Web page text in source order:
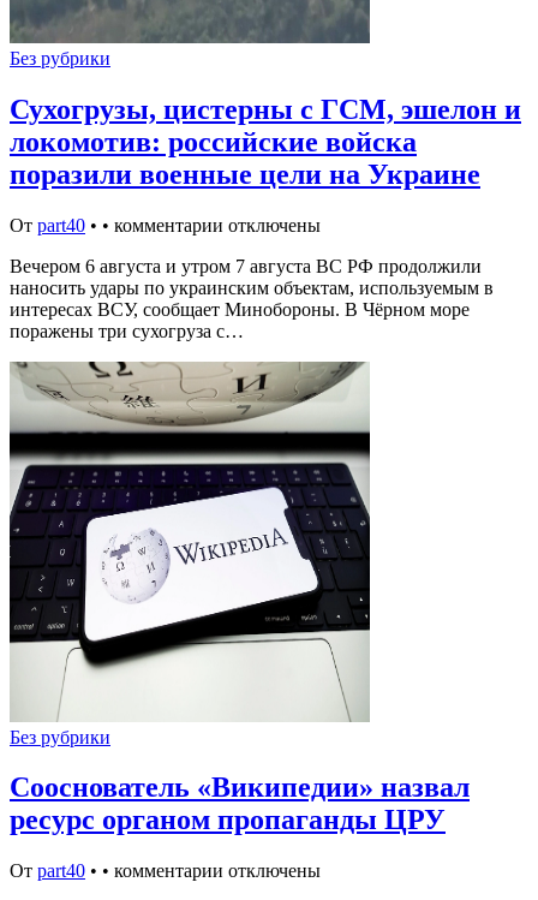
Без рубрики
Сухогрузы, цистерны с ГСМ, эшелон и
локомотив: российские войска
поразили военные цели на Украине
От part40 • • комментарии отключены
Вечером 6 августа и утром 7 августа ВС РФ продолжили
наносить удары по украинским объектам, используемым в
интересах ВСУ, сообщает Минобороны. В Чёрном море
поражены три сухогруза с…
Без рубрики
Сооснователь «Википедии» назвал
ресурс органом пропаганды ЦРУ
От part40 • • комментарии отключены